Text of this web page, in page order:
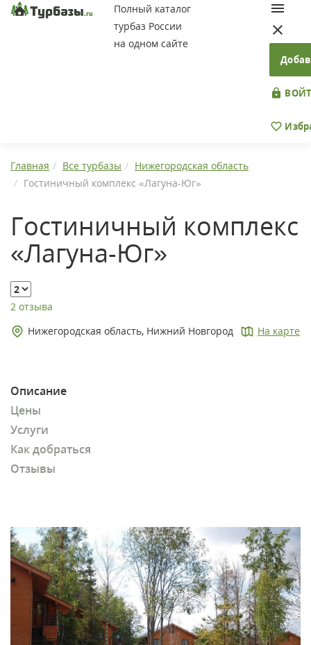
Полный каталог
турбаз России
на одном сайте
Главная Все турбазы
Нижегородская область
Гостиничный комплекс «Лагуна-Юг»
Гостиничный комплекс
«Лагуна-Юг»
2 отзыва
Нижегородская область, Нижний Новгород
На карте
Описание
Цены
Услуги
Как добраться
Отзывы